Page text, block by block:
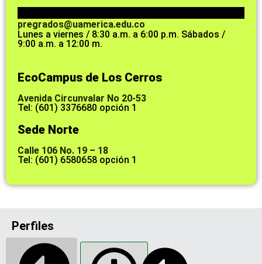
pregrados@uamerica.edu.co
Lunes a viernes / 8:30 a.m. a 6:00 p.m. Sábados /
9:00 a.m. a 12:00 m.
EcoCampus de Los Cerros
Avenida Circunvalar No 20-53
Tel: (601) 3376680 opción 1
Sede Norte
Calle 106 No. 19 – 18
Tel: (601) 6580658 opción 1
Perfiles